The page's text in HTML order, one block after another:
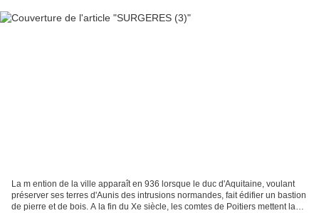
La m ention de la ville apparaît en 936 lorsque le duc d'Aquitaine, voulant
préserver ses terres d'Aunis des intrusions normandes, fait édifier un bastion
de pierre et de bois. A la fin du Xe siècle, les comtes de Poitiers mettent la